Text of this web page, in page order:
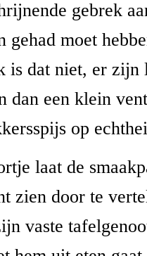
gebrek
gehad moet
is dat niet, er zijn
dan een klein
op
laat de
zien door te
vaste